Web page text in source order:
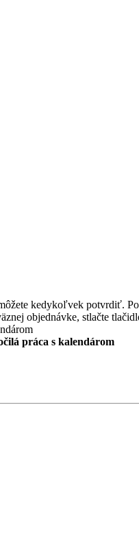
kedykoľvek potvrdiť.
objednávke, stlačte
práca s kalendárom